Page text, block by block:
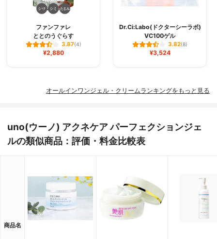
ファンファレ
ととのうぐらす
3.87(4)
¥2,880
Dr.Ci:Labo(ドクターシーラボ)
VC100ゲル
3.82(8)
¥3,524
オールインワンジェル・クリームランキングをもっと見る
uno(ウーノ) アクネケア パーフェクションジェ
ルの類似商品：評価・料金比較表
商品名